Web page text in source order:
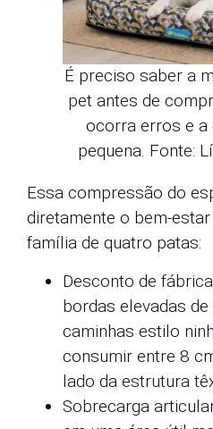
É preciso saber a
pet antes de
ocorra erros e a
pequena. Fonte:
Essa compressão do
diretamente o bem-
família de quatro patas:
Desconto de
bordas elevadas
caminhas estilo
consumir entre 8
lado da estrutura
Sobrecarga